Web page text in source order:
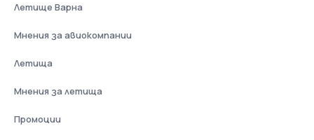
Летище Варна
Мнения за авиокомпании
Летища
Мнения за летища
Промоции